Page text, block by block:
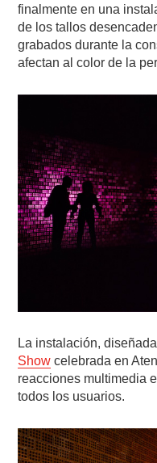
finalmente en una
de los tallos
grabados durante la
afectan al color de la
La instalación,
Show celebrada en
reacciones multimedia
todos los usuarios.